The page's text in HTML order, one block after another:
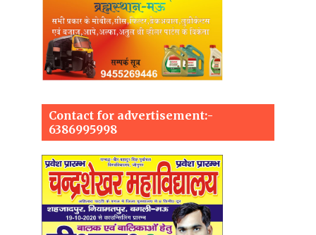
Contact for advertisement:-
6386995998